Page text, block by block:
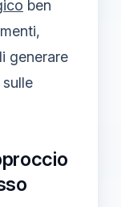
ben
generare